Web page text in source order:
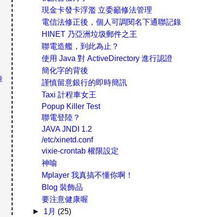
現金卡發卡浮濫 立委籲修法管理
電信法修正後，個人可調閱名下通聯記錄
HINET 乃亞洲垃圾郵件之王
聯電造艦，到此為止？
使用 Java 對 ActiveDirectory 進行認證
簡化字的背後
謹慎留意銀行的即時簡訊
Taxi 計程車女王
Popup Killer Test
聯電登陸？
JAVA JNDI 1.2
/etc/xinetd.conf
vixie-crontab 權限設定
神喻
Mplayer 我真搞不懂你啊！
Blog 裝飾品
要注意健康喔
► 1月 (25)